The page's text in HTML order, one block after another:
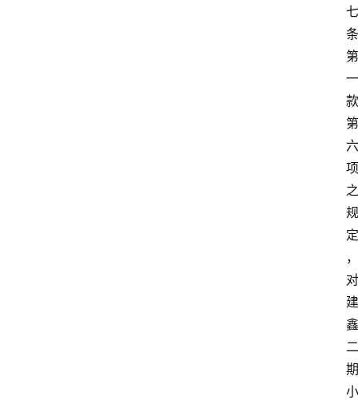
七
条
第
一
款
第
六
项
之
规
定
，
对
建
鑫
二
期
小